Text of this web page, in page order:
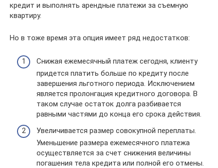
кредит и выполнять арендные платежи за съемную
квартиру.
Но в тоже время эта опция имеет ряд недостатков:
Снижая ежемесячный платеж сегодня, клиенту
придется платить больше по кредиту после
завершения льготного периода. Исключением
является пролонгация кредитного договора. В
таком случае остаток долга разбивается
равными частями до конца его срока действия.
Увеличивается размер совокупной переплаты.
Уменьшение размера ежемесячного платежа
осуществляется за счет снижения величины
погашения тела кредита или полной его отмены.